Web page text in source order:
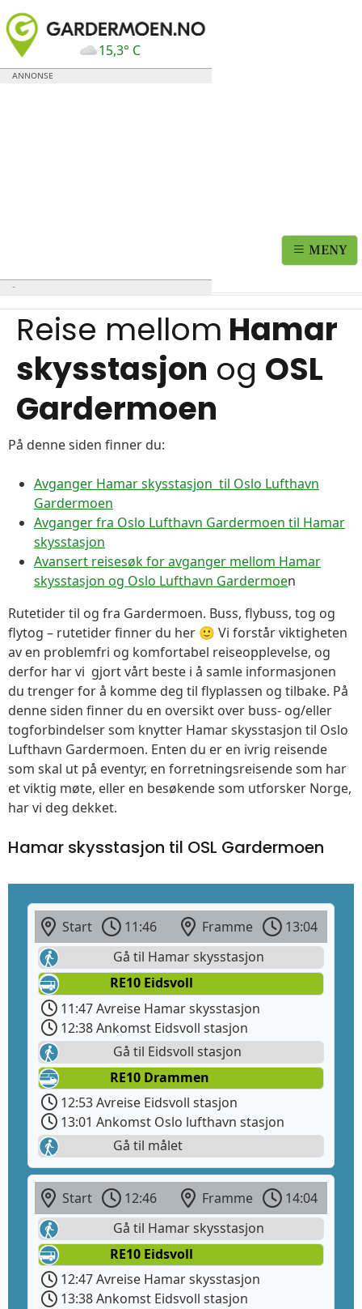
15,3° C
MENY
Reise mellom Hamar
skysstasjon og OSL
Gardermoen
På denne siden finner du:
Avganger Hamar skysstasjon til Oslo Lufthavn
Gardermoen
Avganger fra Oslo Lufthavn Gardermoen til Hamar
skysstasjon
Avansert reisesøk for avganger mellom Hamar
skysstasjon og Oslo Lufthavn Gardermoen
Rutetider til og fra Gardermoen. Buss, flybuss, tog og
flytog – rutetider finner du her 🙂 Vi forstår viktigheten
av en problemfri og komfortabel reiseopplevelse, og
derfor har vi gjort vårt beste i å samle informasjonen
du trenger for å komme deg til flyplassen og tilbake. På
denne siden finner du en oversikt over buss- og/eller
togforbindelser som knytter Hamar skysstasjon til Oslo
Lufthavn Gardermoen. Enten du er en ivrig reisende
som skal ut på eventyr, en forretningsreisende som har
et viktig møte, eller en besøkende som utforsker Norge,
har vi deg dekket.
Hamar skysstasjon til OSL Gardermoen
Start 11:46 Framme
13:04
Gå til Hamar skysstasjon
RE10 Eidsvoll
11:47 Avreise Hamar skysstasjon
12:38 Ankomst Eidsvoll stasjon
Gå til Eidsvoll stasjon
RE10 Drammen
12:53 Avreise Eidsvoll stasjon
13:01 Ankomst Oslo lufthavn stasjon
Gå til målet
Start 12:46 Framme
14:04
Gå til Hamar skysstasjon
RE10 Eidsvoll
12:47 Avreise Hamar skysstasjon
13:38 Ankomst Eidsvoll stasjon